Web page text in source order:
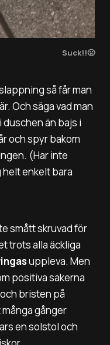
Suck!!🤢
så får man
Och säga vad man
än bajs i
och spyr bakom
(Har inte
enkelt bara
smått skruvad för
trots alla äckliga
uppleva. Men
positiva sakerna
bristen på
gånger
en solstol och